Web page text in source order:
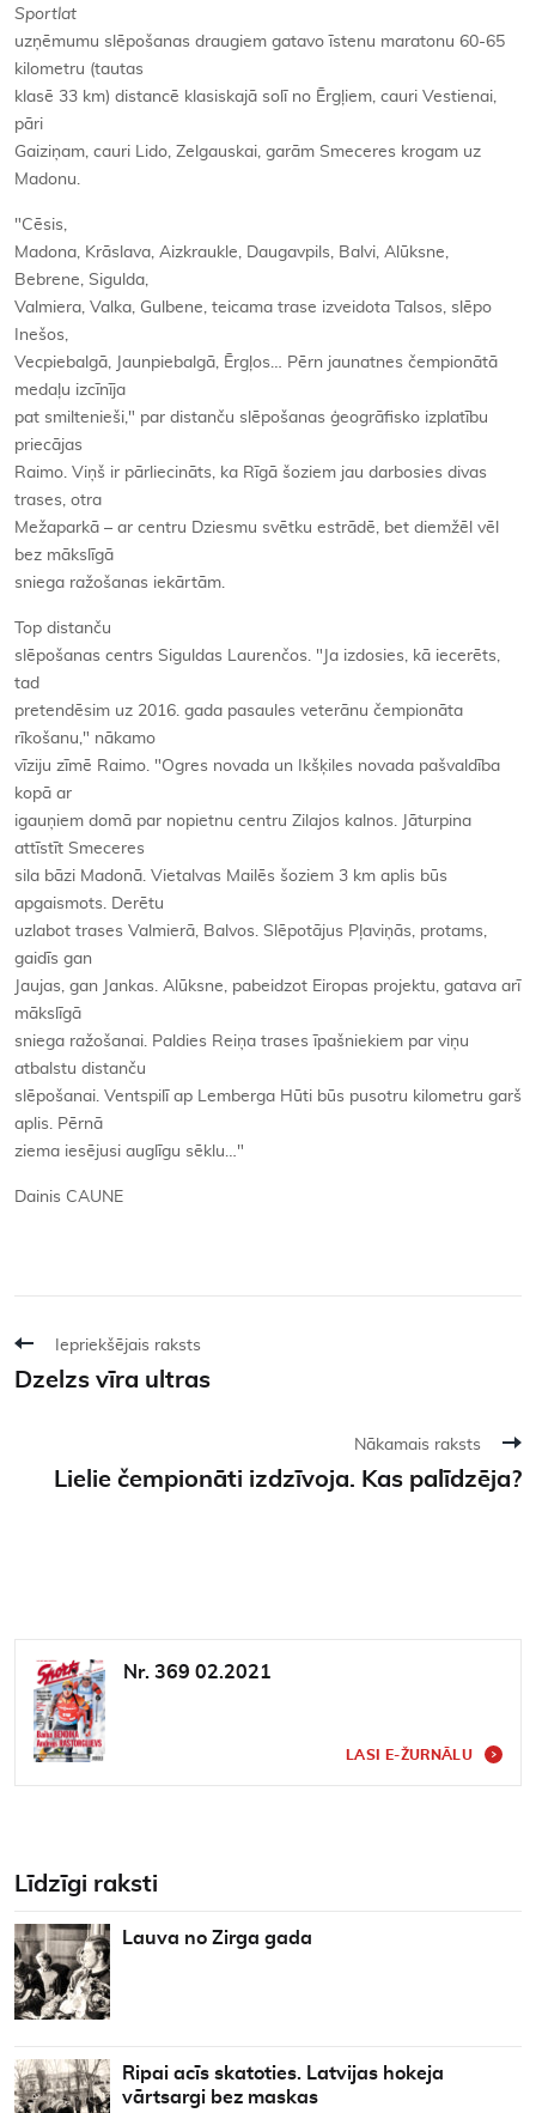
Sportlat
uzņēmumu slēpošanas draugiem gatavo īstenu maratonu 60-65
kilometru (tautas
klasē 33 km) distancē klasiskajā solī no Ērgļiem, cauri Vestienai,
pāri
Gaiziņam, cauri Lido, Zelgauskai, garām Smeceres krogam uz
Madonu.
"Cēsis,
Madona, Krāslava, Aizkraukle, Daugavpils, Balvi, Alūksne,
Bebrene, Sigulda,
Valmiera, Valka, Gulbene, teicama trase izveidota Talsos, slēpo
Inešos,
Vecpiebalgā, Jaunpiebalgā, Ērgļos… Pērn jaunatnes čempionātā
medaļu izcīnīja
pat smiltenieši," par distanču slēpošanas ģeogrāfisko izplatību
priecājas
Raimo. Viņš ir pārliecināts, ka Rīgā šoziem jau darbosies divas
trases, otra
Mežaparkā – ar centru Dziesmu svētku estrādē, bet diemžēl vēl
bez mākslīgā
sniega ražošanas iekārtām.
Top distanču
slēpošanas centrs Siguldas Laurenčos. "Ja izdosies, kā iecerēts,
tad
pretendēsim uz 2016. gada pasaules veterānu čempionāta
rīkošanu," nākamo
vīziju zīmē Raimo. "Ogres novada un Ikšķiles novada pašvaldība
kopā ar
igauņiem domā par nopietnu centru Zilajos kalnos. Jāturpina
attīstīt Smeceres
sila bāzi Madonā. Vietalvas Mailēs šoziem 3 km aplis būs
apgaismots. Derētu
uzlabot trases Valmierā, Balvos. Slēpotājus Pļaviņās, protams,
gaidīs gan
Jaujas, gan Jankas. Alūksne, pabeidzot Eiropas projektu, gatava arī
mākslīgā
sniega ražošanai. Paldies Reiņa trases īpašniekiem par viņu
atbalstu distanču
slēpošanai. Ventspilī ap Lemberga Hūti būs pusotru kilometru garš
aplis. Pērnā
ziema iesējusi auglīgu sēklu…"
Dainis CAUNE
Iepriekšējais raksts
Dzelzs vīra ultras
Nākamais raksts
Lielie čempionāti izdzīvoja. Kas palīdzēja?
Nr. 369 02.2021
LASI E-ŽURNĀLU
Līdzīgi raksti
Lauva no Zirga gada
Ripai acīs skatoties. Latvijas hokeja
vārtsargi bez maskas